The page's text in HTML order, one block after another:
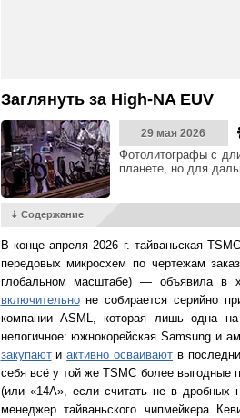
Заглянуть за High-NA EUV
29 мая 2026
Фотолитографы с
планете, но для
⇣ Содержание
В конце апреля 2026 г. тайваньская
передовых микросхем по чертежам
глобальном масштабе) — объявила в
включительноне собирается серийно
компании ASML, которая лишь одна
нелогичное: южнокорейская Samsung и
закупаютиактивно осваивают в
себя всё у той же TSMC более выгодные
(или «14А», если считать не в
менеджер тайваньского чипмейкера